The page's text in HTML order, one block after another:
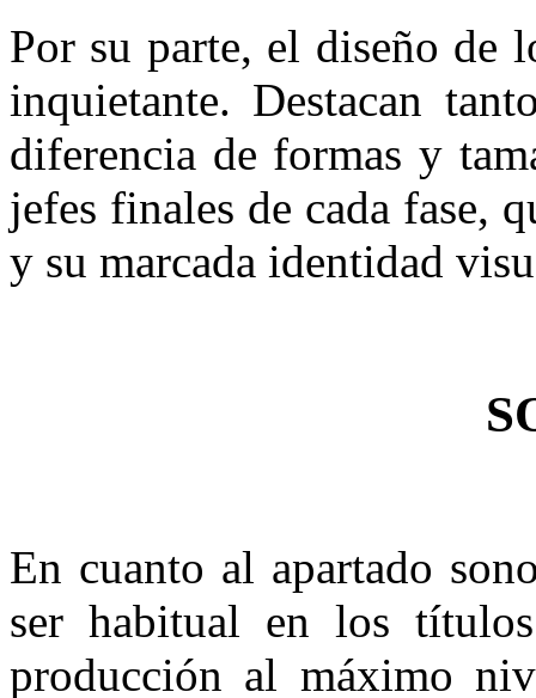
Por su parte, el diseño de
inquietante. Destacan
diferencia de formas y
jefes finales de cada fase,
y su marcada identidad
En cuanto al apartado
ser habitual en los
producción al máximo